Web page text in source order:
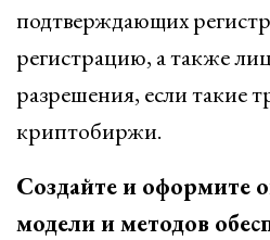
подтверждающих
регистрацию, а также
разрешения, если такие
криптобиржи.
Создайте и оформите
модели и методов